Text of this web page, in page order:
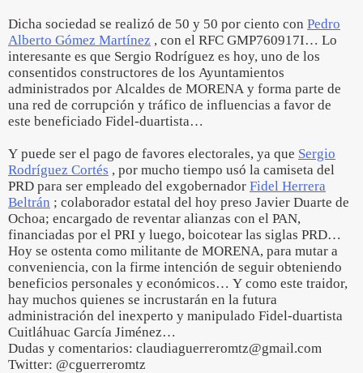
Dicha sociedad se realizó de 50 y 50 por ciento con Pedro
Alberto Gómez Martínez , con el RFC GMP760917I… Lo
interesante es que Sergio Rodríguez es hoy, uno de los
consentidos constructores de los Ayuntamientos
administrados por Alcaldes de MORENA y forma parte de
una red de corrupción y tráfico de influencias a favor de
este beneficiado Fidel-duartista…
Y puede ser el pago de favores electorales, ya que Sergio
Rodríguez Cortés , por mucho tiempo usó la camiseta del
PRD para ser empleado del exgobernador Fidel Herrera
Beltrán ; colaborador estatal del hoy preso Javier Duarte de
Ochoa; encargado de reventar alianzas con el PAN,
financiadas por el PRI y luego, boicotear las siglas PRD…
Hoy se ostenta como militante de MORENA, para mutar a
conveniencia, con la firme intención de seguir obteniendo
beneficios personales y económicos… Y como este traidor,
hay muchos quienes se incrustarán en la futura
administración del inexperto y manipulado Fidel-duartista
Cuitláhuac García Jiménez…
Dudas y comentarios: claudiaguerreromtz@gmail.com
Twitter: @cguerreromtz